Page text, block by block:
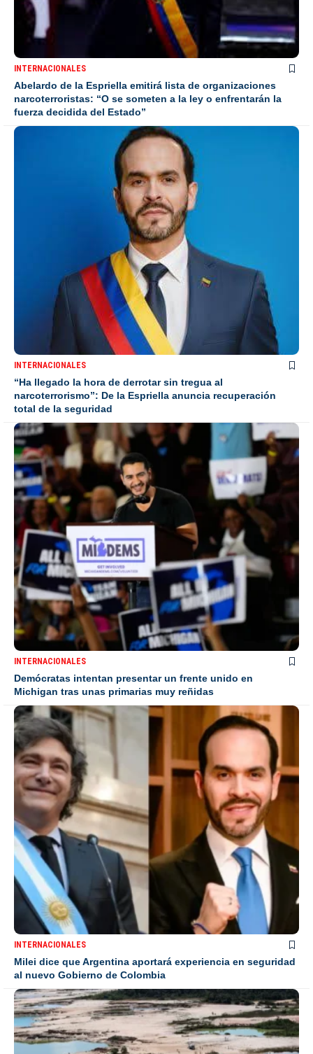
INTERNACIONALES
Abelardo de la Espriella emitirá lista de organizaciones
narcoterroristas: “O se someten a la ley o enfrentarán la
fuerza decidida del Estado”
INTERNACIONALES
“Ha llegado la hora de derrotar sin tregua al
narcoterrorismo”: De la Espriella anuncia recuperación
total de la seguridad
INTERNACIONALES
Demócratas intentan presentar un frente unido en
Michigan tras unas primarias muy reñidas
INTERNACIONALES
Milei dice que Argentina aportará experiencia en seguridad
al nuevo Gobierno de Colombia